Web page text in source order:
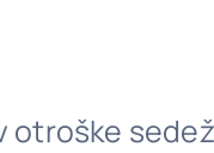
otroške